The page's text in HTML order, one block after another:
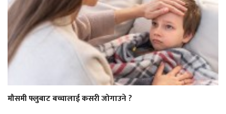
मौसमी फ्लुबाट बच्चालाई कसरी जोगाउने ?